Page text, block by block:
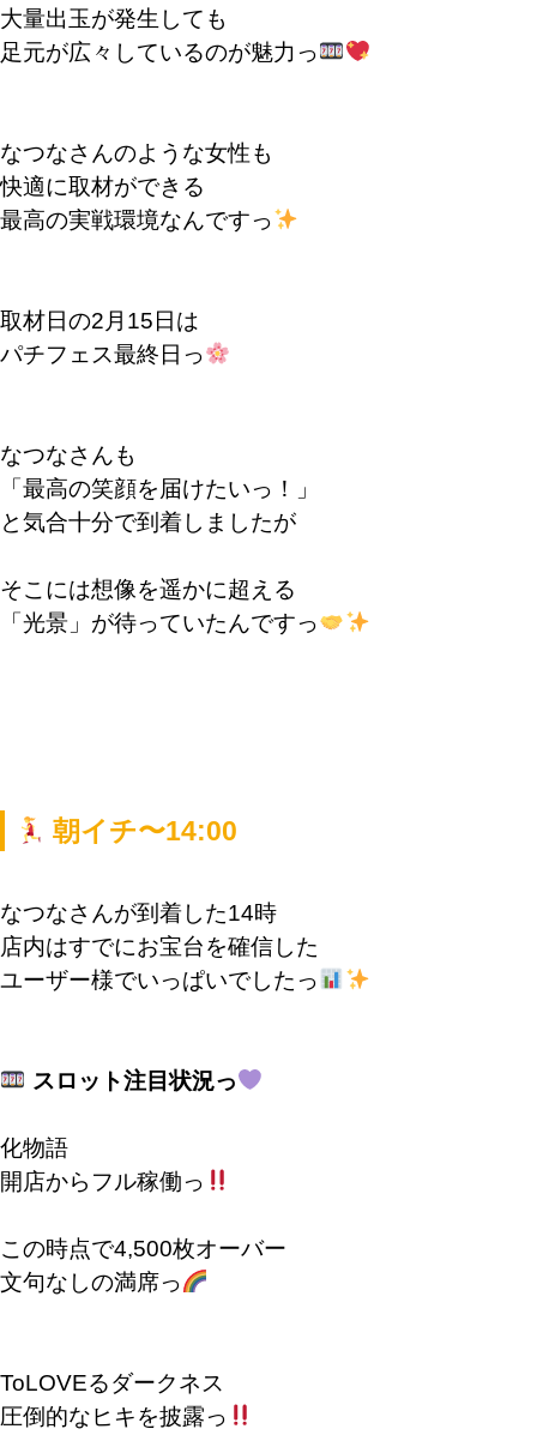
大量出玉が発生しても
足元が広々しているのが魅力っ
なつなさんのような女性も
快適に取材ができる
最高の実戦環境なんですっ
取材日の2月15日は
パチフェス最終日っ
なつなさんも
「最高の笑顔を届けたいっ！」
と気合十分で到着しましたが
そこには想像を遥かに超える
「光景」が待っていたんですっ
朝イチ〜14:00
なつなさんが到着した14時
店内はすでにお宝台を確信した
ユーザー様でいっぱいでしたっ
スロット注目状況っ
化物語
開店からフル稼働っ
この時点で4,500枚オーバー
文句なしの満席っ
ToLOVEるダークネス
圧倒的なヒキを披露っ